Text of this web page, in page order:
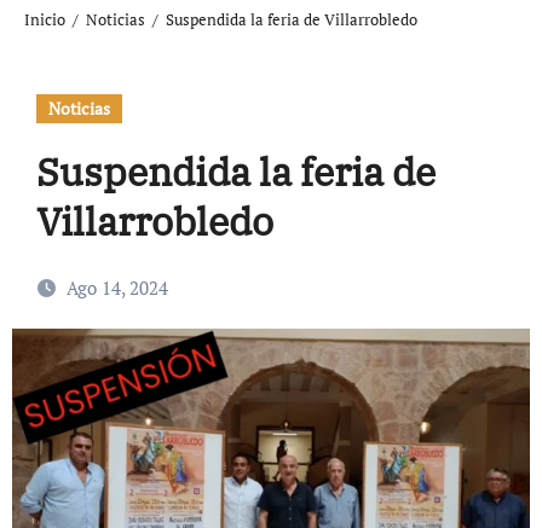
Inicio Noticias Suspendida la feria de Villarrobledo
Noticias
Suspendida la feria de
Villarrobledo
Ago 14, 2024